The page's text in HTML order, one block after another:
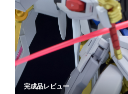
完成品レビュー